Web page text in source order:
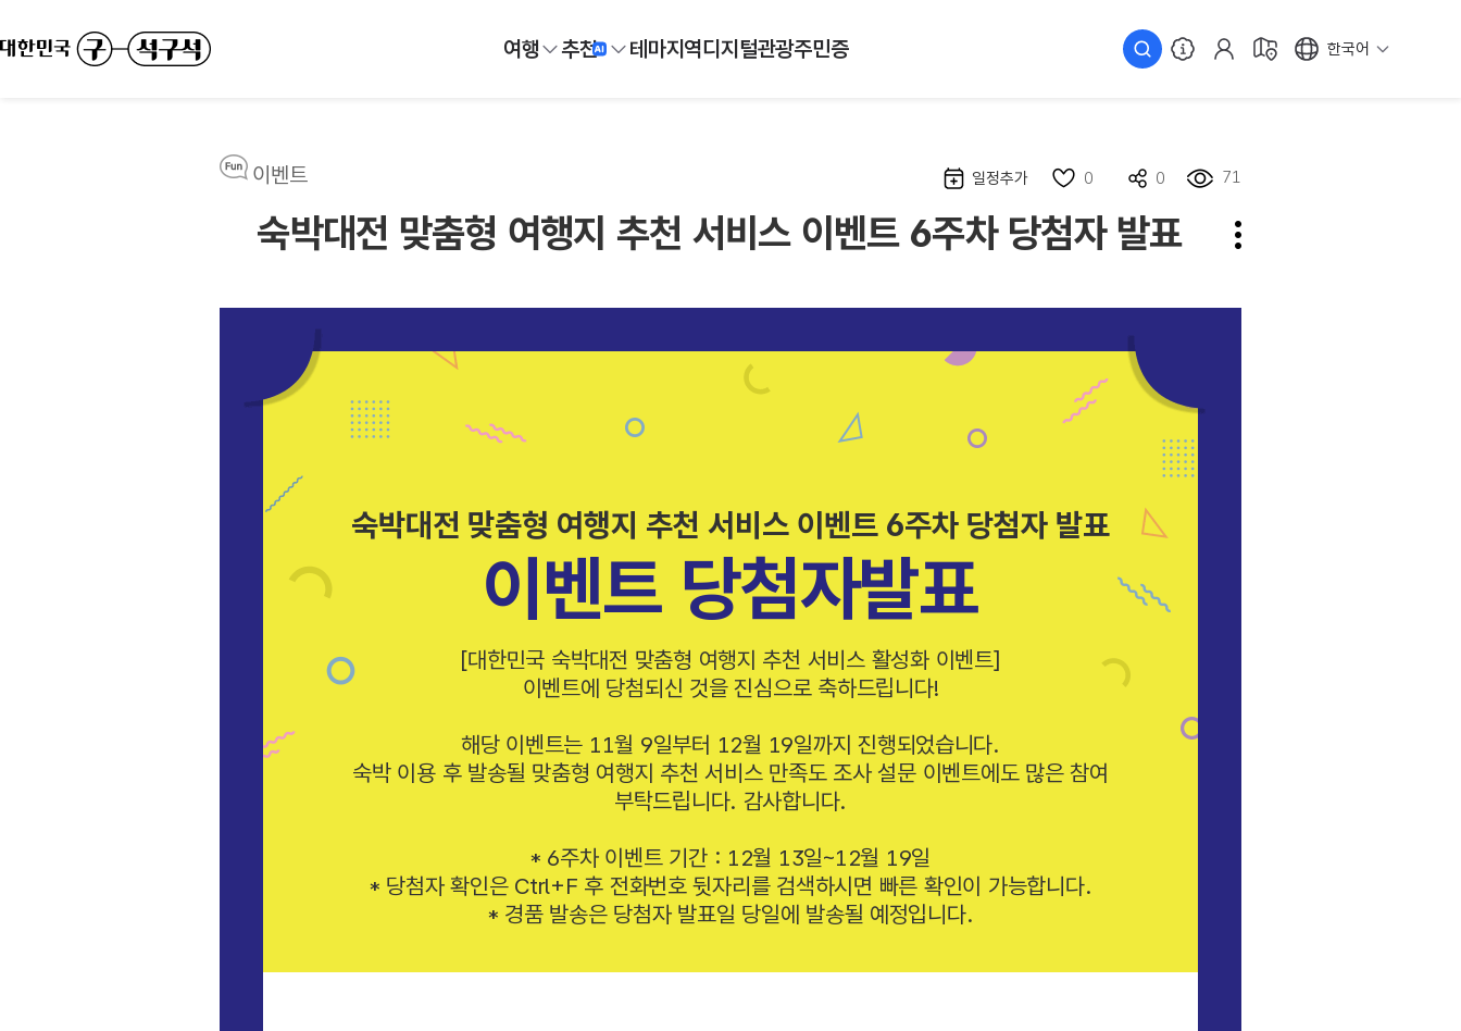
여행 추천 테마지역디지털관광주민증 한국어
일정추가 0 0 71
이벤트
숙박대전 맞춤형 여행지 추천 서비스 이벤트 6주차 당첨자 발표
숙박대전 맞춤형 여행지 추천 서비스 이벤트 6주차 당첨자 발표
이벤트 당첨자발표
[대한민국 숙박대전 맞춤형 여행지 추천 서비스 활성화 이벤트]
이벤트에 당첨되신 것을 진심으로 축하드립니다!
해당 이벤트는 11월 9일부터 12월 19일까지 진행되었습니다.
숙박 이용 후 발송될 맞춤형 여행지 추천 서비스 만족도 조사 설문 이벤트에도 많은 참여
부탁드립니다. 감사합니다.
* 6주차 이벤트 기간 : 12월 13일~12월 19일
* 당첨자 확인은 Ctrl+F 후 전화번호 뒷자리를 검색하시면 빠른 확인이 가능합니다.
* 경품 발송은 당첨자 발표일 당일에 발송될 예정입니다.